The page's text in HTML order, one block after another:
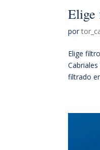
Elige
por
Elige
filtrado